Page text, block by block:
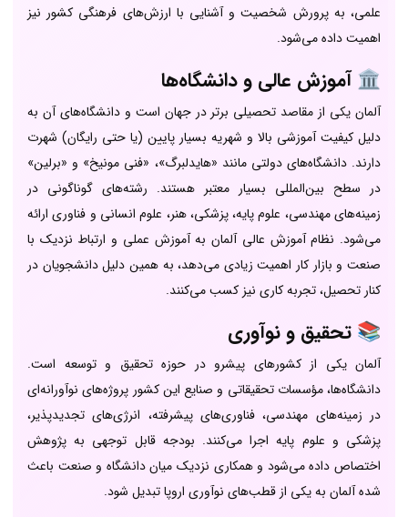
علمی، به پرورش شخصیت و آشنایی با ارزش‌های فرهنگی کشور نیز
اهمیت داده می‌شود.
🏛️آموزش عالی و دانشگاه‌ها
آلمان یکی از مقاصد تحصیلی برتر در جهان است و دانشگاه‌های آن به
دلیل کیفیت آموزشی بالا و شهریه بسیار پایین (یا حتی رایگان) شهرت
دارند. دانشگاه‌های دولتی مانند «هایدلبرگ»، «فنی مونیخ» و «برلین»
در سطح بین‌المللی بسیار معتبر هستند. رشته‌های گوناگونی در
زمینه‌های مهندسی، علوم پایه، پزشکی، هنر، علوم انسانی و فناوری ارائه
می‌شود. نظام آموزش عالی آلمان به آموزش عملی و ارتباط نزدیک با
صنعت و بازار کار اهمیت زیادی می‌دهد، به همین دلیل دانشجویان در
کنار تحصیل، تجربه کاری نیز کسب می‌کنند.
📚 تحقیق و نوآوری
آلمان یکی از کشورهای پیشرو در حوزه تحقیق و توسعه است.
دانشگاه‌ها، مؤسسات تحقیقاتی و صنایع این کشور پروژه‌های نوآورانه‌ای
در زمینه‌های مهندسی، فناوری‌های پیشرفته، انرژی‌های تجدیدپذیر،
پزشکی و علوم پایه اجرا می‌کنند. بودجه قابل توجهی به پژوهش
اختصاص داده می‌شود و همکاری نزدیک میان دانشگاه و صنعت باعث
شده آلمان به یکی از قطب‌های نوآوری اروپا تبدیل شود.